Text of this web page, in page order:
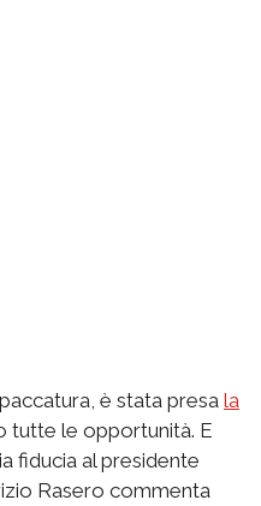
è stata presa la
tutte le opportunità. E
fiducia al presidente
Rasero commenta